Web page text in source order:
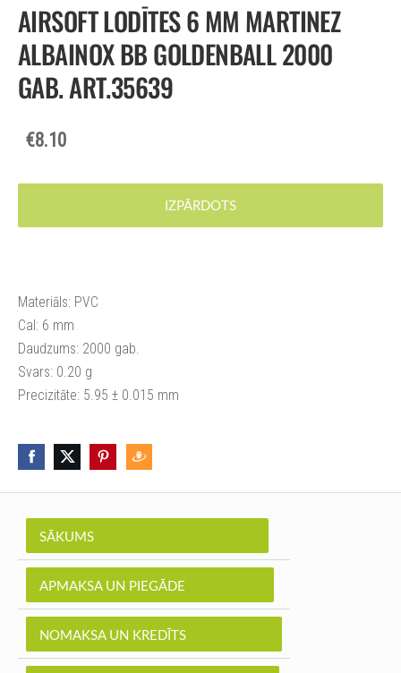
SĀKUMS
APMAKSA UN PIEGĀDE
NOMAKSA UN KREDĪTS
AIRSOFT LODĪTES 6 MM MARTINEZ
ALBAINOX BB GOLDENBALL 2000
GAB. ART.35639
€8.10
IZPĀRDOTS
Materiāls: PVC
Cal: 6 mm
Daudzums: 2000 gab.
Svars: 0.20 g
Precizitāte: 5.95 ± 0.015 mm